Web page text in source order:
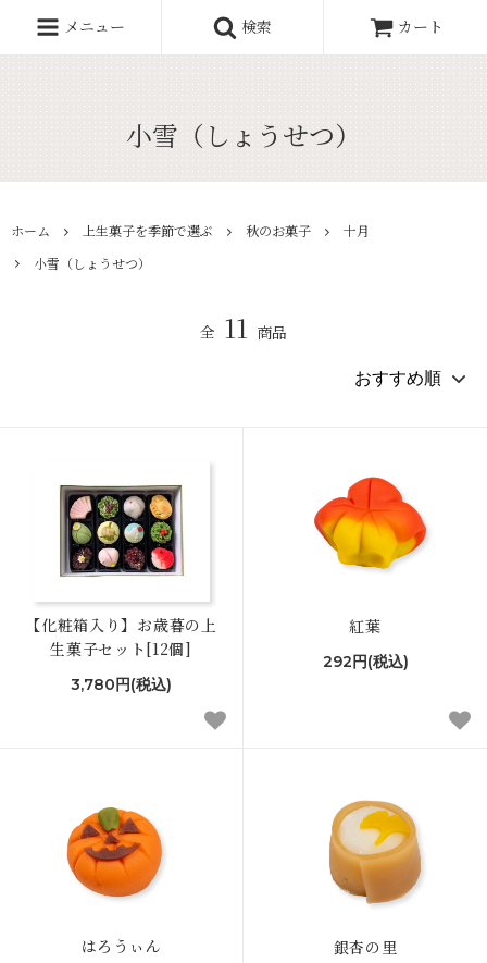
メニュー 検索 カート
小雪（しょうせつ）
ホーム 上生菓子を季節で選ぶ 秋のお菓子
十月
小雪（しょうせつ）
全 11 商品
【化粧箱入り】お歳暮の上
生菓子セット[12個]
3,780円(税込)
紅葉
292円(税込)
はろうぃん 銀杏の里